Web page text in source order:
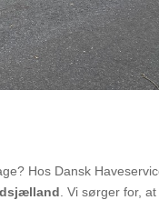
Hos Dansk
. Vi sørger for,